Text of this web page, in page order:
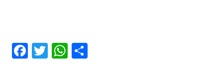
Facebook
TwitterWhatsApp